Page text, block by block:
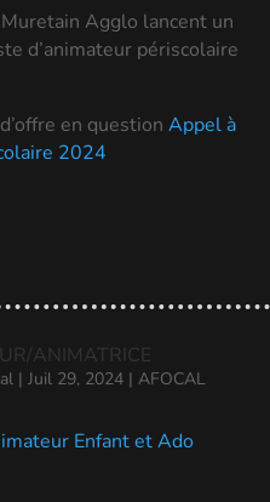
Agglo lancent un
d’animateur périscolaire
en question Appel à
2024
ANIMATRICE
| Juil 29, 2024 | AFOCAL
Enfant et Ado